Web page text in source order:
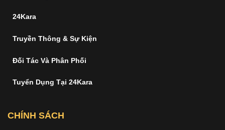
24Kara
Truyền Thông & Sự Kiện
Đối Tác Và Phân Phối
Tuyển Dụng Tại 24Kara
CHÍNH SÁCH